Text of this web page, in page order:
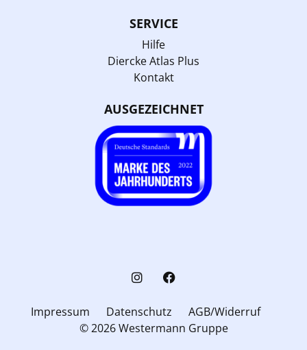
SERVICE
Hilfe
Diercke Atlas Plus
Kontakt
AUSGEZEICHNET
Impressum Datenschutz
AGB/Widerruf
© 2026 Westermann Gruppe